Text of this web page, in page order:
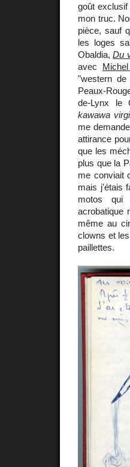
goût
mon truc.
pièce, sauf
les loges
Obaldia,Du
avec
"western
Peaux-
de-Lynx le
kawawa
me
attirance
que les
plus que la
me conviait
mais j'étais
motos qui
acrobatique
même au
clowns et
paillettes.